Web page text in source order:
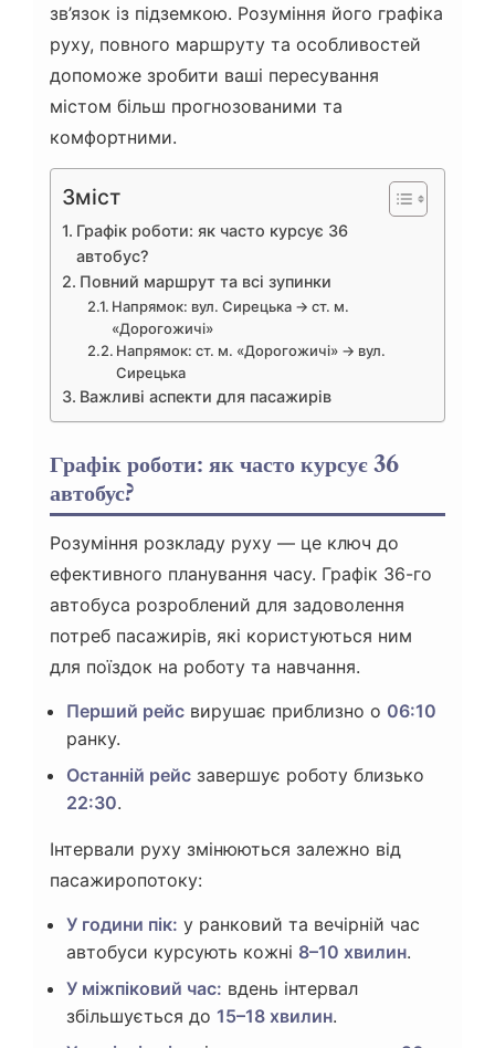
зв’язок із підземкою. Розуміння його графіка
руху, повного маршруту та особливостей
допоможе зробити ваші пересування
містом більш прогнозованими та
комфортними.
Зміст
Графік роботи: як часто курсує 36
автобус?
Повний маршрут та всі зупинки
Напрямок: вул. Сирецька → ст. м.
«Дорогожичі»
Напрямок: ст. м. «Дорогожичі» → вул.
Сирецька
Важливі аспекти для пасажирів
Графік роботи: як часто курсує 36
автобус?
Розуміння розкладу руху — це ключ до
ефективного планування часу. Графік 36-го
автобуса розроблений для задоволення
потреб пасажирів, які користуються ним
для поїздок на роботу та навчання.
Перший рейс вирушає приблизно о 06:10
ранку.
Останній рейс завершує роботу близько
22:30.
Інтервали руху змінюються залежно від
пасажиропотоку:
У години пік: у ранковий та вечірній час
автобуси курсують кожні 8–10 хвилин.
У міжпіковий час: вдень інтервал
збільшується до 15–18 хвилин.